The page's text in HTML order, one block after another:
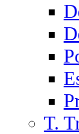
T.